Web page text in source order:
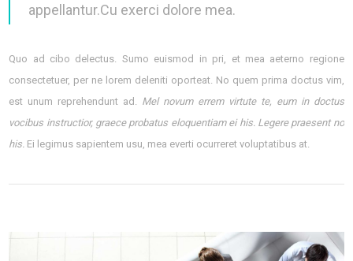
appellantur.Cu exerci dolore mea.
Quo ad cibo delectus. Sumo euismod in pri, et mea aeterno regione
consectetuer, per ne lorem deleniti oporteat. No quem prima doctus vim,
est unum reprehendunt ad. Mel novum errem virtute te, eum in doctus
vocibus instructior, graece probatus eloquentiam ei his. Legere praesent no
his. Ei legimus sapientem usu, mea everti ocurreret voluptatibus at.